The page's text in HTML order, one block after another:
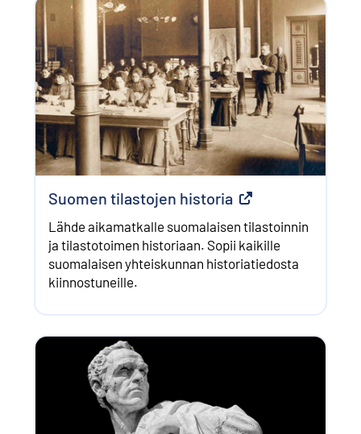
Suomen tilastojen historia Ulkoinen linkki
Lähde aikamatkalle suomalaisen tilastoinnin
ja tilastotoimen historiaan. Sopii kaikille
suomalaisen yhteiskunnan historiatiedosta
kiinnostuneille.